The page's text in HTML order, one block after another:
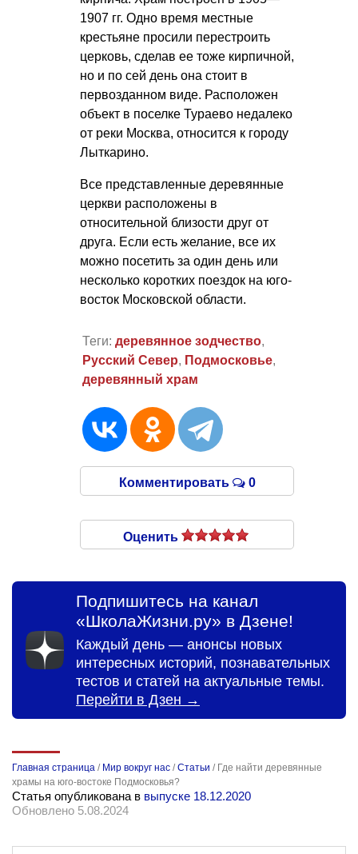
1907 гг. Одно время местные
крестьяне просили перестроить
церковь, сделав ее тоже кирпичной,
но и по сей день она стоит в
первозданном виде. Расположен
объект в поселке Тураево недалеко
от реки Москва, относится к городу
Лыткарино.
Все представленные деревянные
церкви расположены в
относительной близости друг от
друга. Если есть желание, все их
можно посетить за один день или
несколько коротких поездок на юго-
восток Московской области.
Теги: деревянное зодчество,
Русский Север, Подмосковье,
деревянный храм
Комментировать 0
Оценить
Подпишитесь на канал
«ШколаЖизни.ру» в Дзене!
Каждый день — анонсы новых
интересных историй, познавательных
тестов и статей на актуальные темы.
Перейти в Дзен →
Главная страница / Мир вокруг нас /Статьи / Где найти деревянные
храмы на юго-востоке Подмосковья?
Статья опубликована в выпуске 18.12.2020
Обновлено 5.08.2024